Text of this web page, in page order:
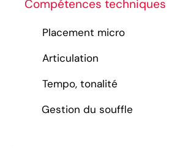
Compétences techniques
Placement micro
Articulation
Tempo, tonalité
Gestion du souffle